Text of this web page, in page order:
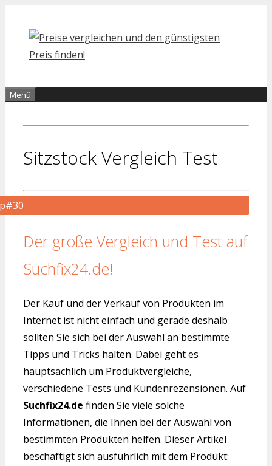
Inhalt
springen
Menü
Sitzstock Vergleich Test
Der große Vergleich und Test auf
Suchfix24.de!
Der Kauf und der Verkauf von Produkten im
Internet ist nicht einfach und gerade deshalb
sollten Sie sich bei der Auswahl an bestimmte
Tipps und Tricks halten. Dabei geht es
hauptsächlich um Produktvergleiche,
verschiedene Tests und Kundenrezensionen. Auf
Suchfix24.de finden Sie viele solche
Informationen, die Ihnen bei der Auswahl von
bestimmten Produkten helfen. Dieser Artikel
beschäftigt sich ausführlich mit dem Produkt: